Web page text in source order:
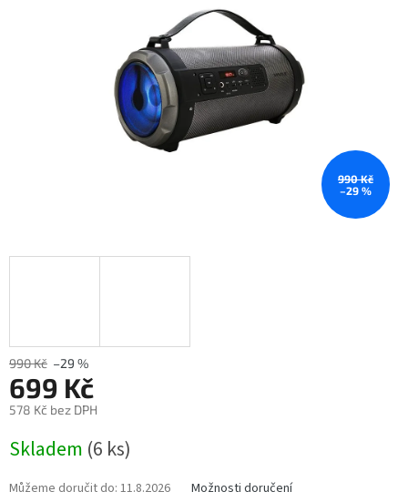
990 Kč
–29 %
990 Kč –29 %
699 Kč
578 Kč bez DPH
cena:
Skladem (6 ks)
Můžeme doručit do: 11.8.2026 Možnosti doručení